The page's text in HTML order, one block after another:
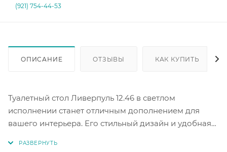
(921) 754-44-53
ОПИСАНИЕ ОТЗЫВЫ КАК КУПИТЬ
Туалетный стол Ливерпуль 12.46 в светлом
исполнении станет отличным дополнением для
вашего интерьера. Его стильный дизайн и удобная